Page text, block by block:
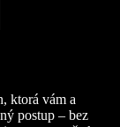
ktorá vám a
postup – bez